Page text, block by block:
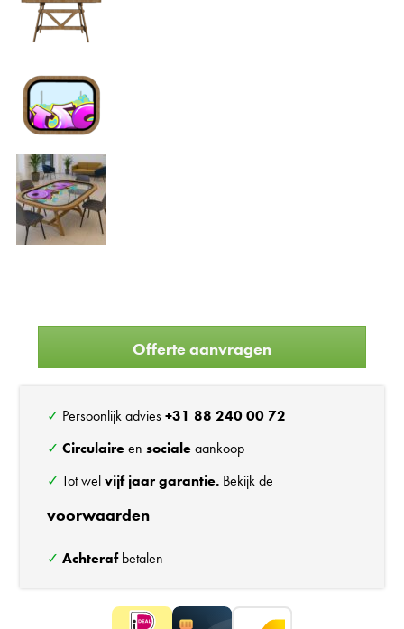
Offerte aanvragen
✓ Persoonlijk advies+31 88 240 00 72
✓Circulaireensocialeaankoop
✓ Tot welvijf jaar garantie. Bekijk de
voorwaarden
✓Achterafbetalen